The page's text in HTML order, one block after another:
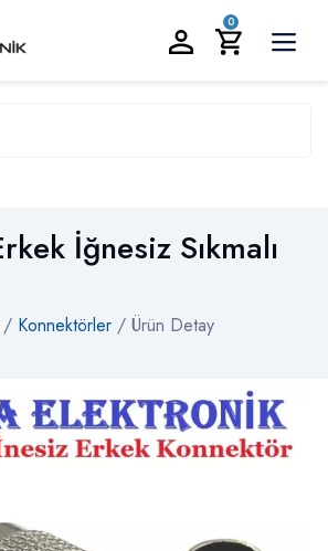
0
İğnesiz Sıkmalı
/ Konnektörler / Ürün Detay